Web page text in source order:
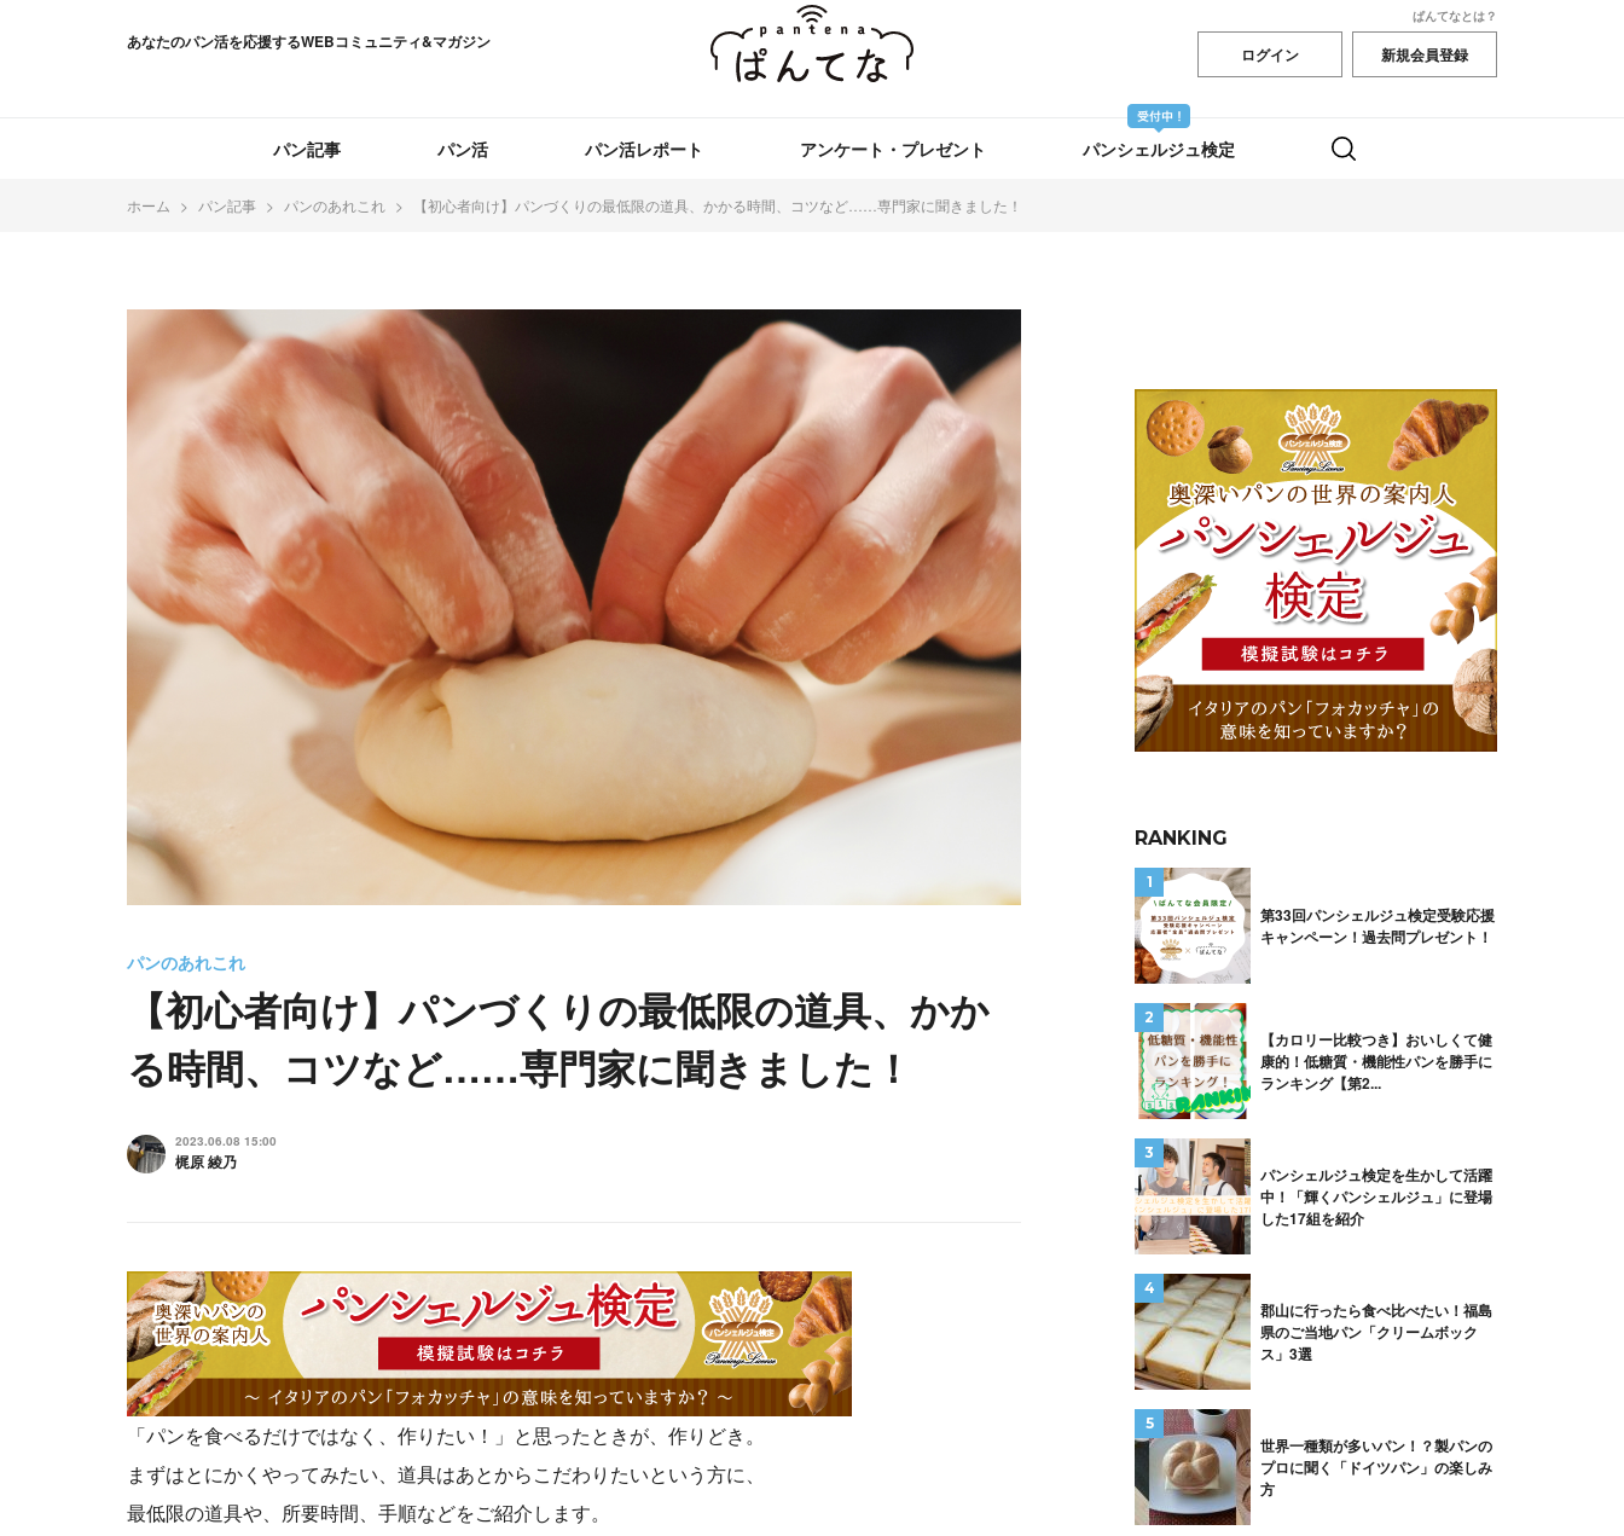
あなたのパン活を応援するWEBコミュニティ&マガジン
ぱんてなとは？
ログイン 新規会員登録
パン記事 パン活 パン活レポート アンケート・プレゼント パンシェルジュ検定
ホーム パン記事 パンのあれこれ 【初心者向け】パンづくりの最低限の道具、かかる時間、コツなど……専門家に聞きました！
パンのあれこれ
【初心者向け】パンづくりの最低限の道具、かか
る時間、コツなど……専門家に聞きました！
2023.06.08 15:00
梶原 綾乃
「パンを食べるだけではなく、作りたい！」と思ったときが、作りどき。
まずはとにかくやってみたい、道具はあとからこだわりたいという方に、
最低限の道具や、所要時間、手順などをご紹介します。
RANKING
第33回パンシェルジュ検定受験応援
キャンペーン！過去問プレゼント！
【カロリー比較つき】おいしくて健
康的！低糖質・機能性パンを勝手に
ランキング【第2...
パンシェルジュ検定を生かして活躍
中！「輝くパンシェルジュ」に登場
した17組を紹介
郡山に行ったら食べ比べたい！福島
県のご当地パン「クリームボック
ス」3選
世界一種類が多いパン！？製パンの
プロに聞く「ドイツパン」の楽しみ
方